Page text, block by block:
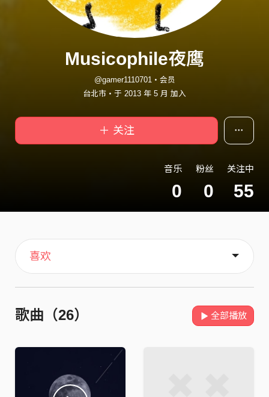
Musicophile夜鹰
@gamer1110701・会员
台北市・于 2013 年 5 月 加入
＋ 关注
音乐
0
粉丝
0
关注中
55
主页
歌单
喜欢
关于
歌曲（26） 全部播放